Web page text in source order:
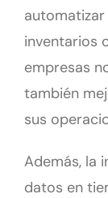
inventarios
empresas
también
sus
Además, la
datos en